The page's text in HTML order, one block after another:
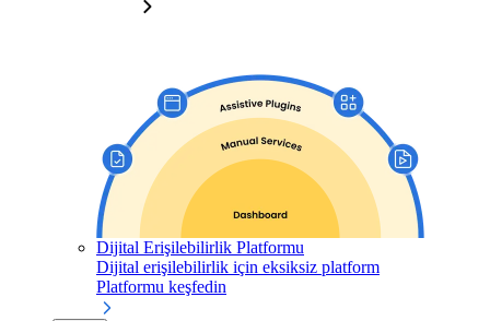
Dijital Erişilebilirlik Platformu
Dijital erişilebilirlik için eksiksiz platform
Platformu keşfedin